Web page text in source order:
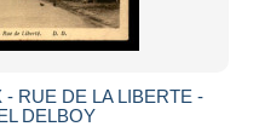
RUE DE LA LIBERTE -
DELBOY